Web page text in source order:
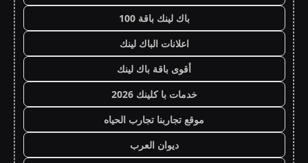
باك لينك باقة 100
اعلانات الباك لينك
أقوى باقة باك لينك
خدمات با كلينك 2026
موقع تجاربنا تجارب الحياه
ديوان العرب